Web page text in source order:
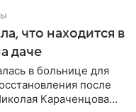
что находится в
даче
в больнице для
после
Караченцова